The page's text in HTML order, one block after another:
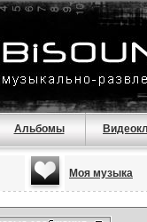
Альбомы
Моя музыка